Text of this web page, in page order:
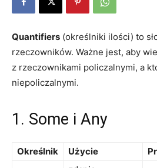
Quantifiers (określniki ilości) to
rzeczowników. Ważne jest, aby
z rzeczownikami policzalnymi, a
niepoliczalnymi.
1. Some i Any
Określnik Użycie